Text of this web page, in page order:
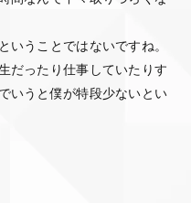
いうことではないですね。
だったり仕事していたりす
いうと僕が特段少ないとい